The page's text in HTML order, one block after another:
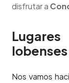
disfrutar a
Nos vamos